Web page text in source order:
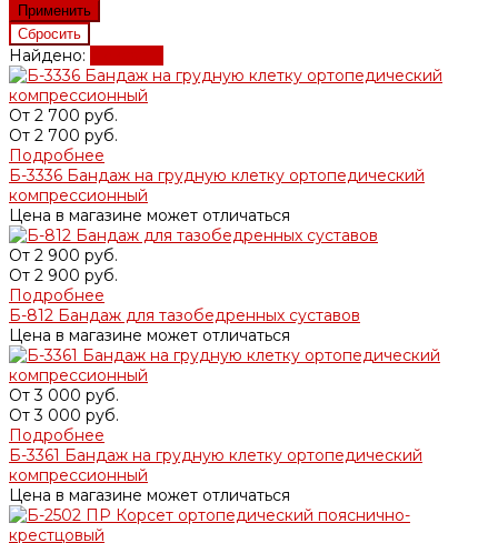
Найдено:
От 2 700 руб.
От 2 700 руб.
Подробнее
Б-3336 Бандаж на грудную клетку ортопедический
компрессионный
Цена в магазине может отличаться
От 2 900 руб.
От 2 900 руб.
Подробнее
Б-812 Бандаж для тазобедренных суставов
Цена в магазине может отличаться
От3 000 руб.
От3 000 руб.
Подробнее
Б-3361 Бандаж на грудную клетку ортопедический
компрессионный
Цена в магазине может отличаться